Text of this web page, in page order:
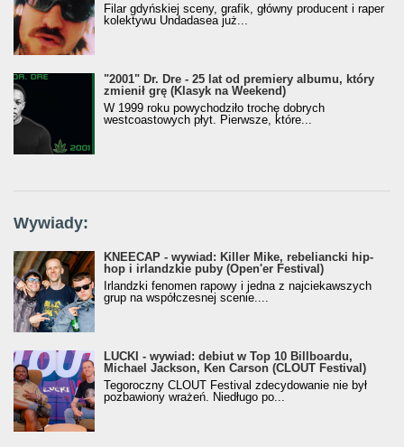
Filar gdyńskiej sceny, grafik, główny producent i raper
kolektywu Undadasea już...
"2001" Dr. Dre - 25 lat od premiery albumu, który
zmienił grę (Klasyk na Weekend)
W 1999 roku powychodziło trochę dobrych
westcoastowych płyt. Pierwsze, które...
Wywiady:
KNEECAP - wywiad: Killer Mike, rebeliancki hip-
hop i irlandzkie puby (Open'er Festival)
Irlandzki fenomen rapowy i jedna z najciekawszych
grup na współczesnej scenie....
LUCKI - wywiad: debiut w Top 10 Billboardu,
Michael Jackson, Ken Carson (CLOUT Festival)
Tegoroczny CLOUT Festival zdecydowanie nie był
pozbawiony wrażeń. Niedługo po...